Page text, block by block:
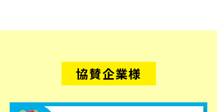
協賛企業様